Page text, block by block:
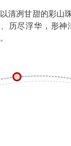
清冽甘甜的彩山
、历尽浮华，形